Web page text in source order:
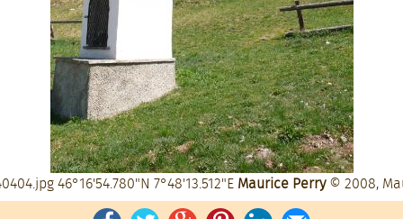
46°16'54.780"N 7°48'13.512"E Maurice Perry © 2008,